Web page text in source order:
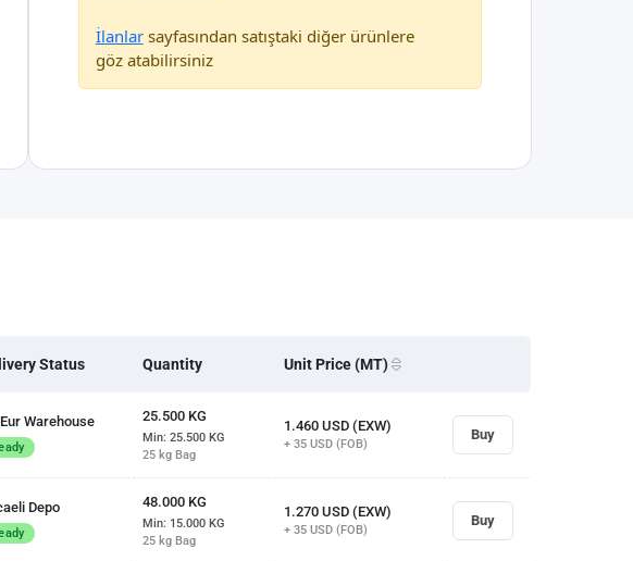
İlanlarsayfasından satıştaki diğer ürünlere
göz atabilirsiniz
Status Quantity Unit Price (MT)
Warehouse 25.500 KG
Min: 25.500KG
25 kg Bag
1.460USD (EXW)
+ 35USD (FOB)
Buy
Depo 48.000 KG
Min: 15.000KG
25 kg Bag
1.270USD (EXW)
+ 35USD (FOB)
Buy